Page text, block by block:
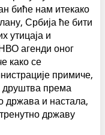
биће нам итекако
Србија ће бити
утицаја и
агенди оног
како се
примиче,
друштва према
држава и настала,
државу